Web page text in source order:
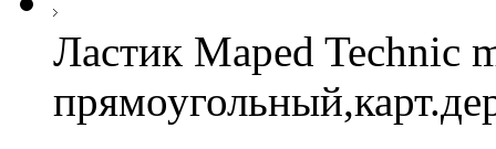
Ластик Maped Technic